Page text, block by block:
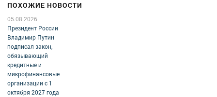
ПОХОЖИЕ НОВОСТИ
05.08.2026
Президент России
Владимир Путин
подписал закон,
обязывающий
кредитные и
микрофинансовые
организации с 1
октября 2027 года